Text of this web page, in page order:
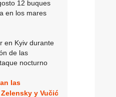
12 buques
en los mares
en Kyiv durante
de las
nocturno
las
y Vučić